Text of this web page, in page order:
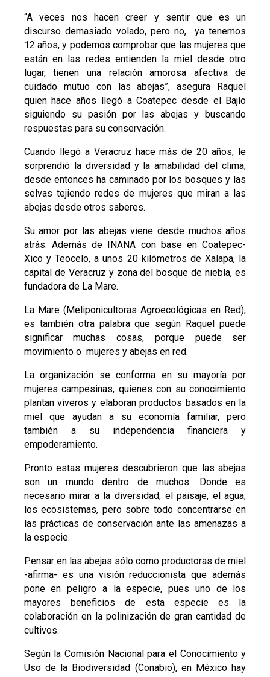
“A veces nos hacen creer y sentir que es un
discurso demasiado volado, pero no, ya tenemos
12 años, y podemos comprobar que las mujeres que
están en las redes entienden la miel desde otro
lugar, tienen una relación amorosa afectiva de
cuidado mutuo con las abejas”, asegura Raquel
quien hace años llegó a Coatepec desde el Bajío
siguiendo su pasión por las abejas y buscando
respuestas para su conservación.
Cuando llegó a Veracruz hace más de 20 años, le
sorprendió la diversidad y la amabilidad del clima,
desde entonces ha caminado por los bosques y las
selvas tejiendo redes de mujeres que miran a las
abejas desde otros saberes.
Su amor por las abejas viene desde muchos años
atrás. Además de INANA con base en Coatepec-
Xico y Teocelo, a unos 20 kilómetros de Xalapa, la
capital de Veracruz y zona del bosque de niebla, es
fundadora de La Mare.
La Mare (Meliponicultoras Agroecológicas en Red),
es también otra palabra que según Raquel puede
significar muchas cosas, porque puede ser
movimiento o mujeres y abejas en red.
La organización se conforma en su mayoría por
mujeres campesinas, quienes con su conocimiento
plantan viveros y elaboran productos basados en la
miel que ayudan a su economía familiar, pero
también a su independencia financiera y
empoderamiento.
Pronto estas mujeres descubrieron que las abejas
son un mundo dentro de muchos. Donde es
necesario mirar a la diversidad, el paisaje, el agua,
los ecosistemas, pero sobre todo concentrarse en
las prácticas de conservación ante las amenazas a
la especie.
Pensar en las abejas sólo como productoras de miel
-afirma- es una visión reduccionista que además
pone en peligro a la especie, pues uno de los
mayores beneficios de esta especie es la
colaboración en la polinización de gran cantidad de
cultivos.
Según la Comisión Nacional para el Conocimiento y
Uso de la Biodiversidad (Conabio), en México hay